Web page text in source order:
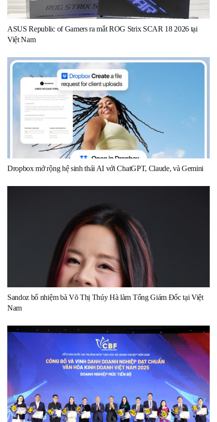
ASUS Republic of Gamers ra mắt ROG Strix SCAR 18 2026 tại
Việt Nam
Dropbox mở rộng hệ sinh thái AI với ChatGPT, Claude, và Gemini
Sandoz bổ nhiệm bà Võ Thị Thúy Hà làm Tổng Giám Đốc tại Việt
Nam